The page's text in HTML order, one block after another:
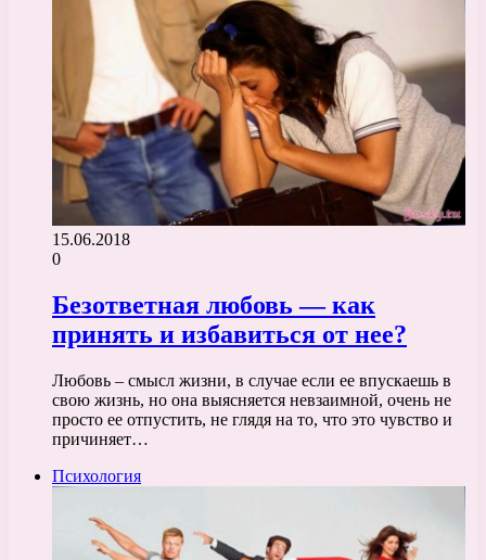
15.06.2018
0
Безответная любовь — как
принять и избавиться от нее?
Любовь – смысл жизни, в случае если ее впускаешь в
свою жизнь, но она выясняется невзаимной, очень не
просто ее отпустить, не глядя на то, что это чувство и
причиняет…
Психология